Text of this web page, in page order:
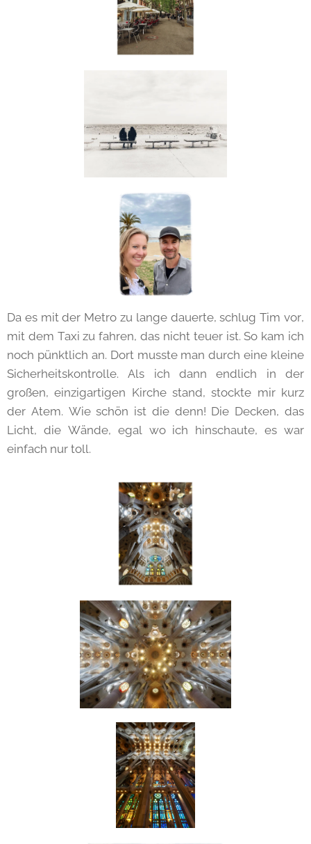
Da es mit der Metro zu lange dauerte, schlug Tim vor,
mit dem Taxi zu fahren, das nicht teuer ist. So kam ich
noch pünktlich an. Dort musste man durch eine kleine
Sicherheitskontrolle. Als ich dann endlich in der
großen, einzigartigen Kirche stand, stockte mir kurz
der Atem. Wie schön ist die denn! Die Decken, das
Licht, die Wände, egal wo ich hinschaute, es war
einfach nur toll.